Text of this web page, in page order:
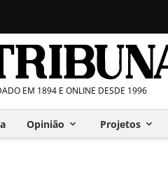
EM 1894 E ONLINE DESDE 1996
Opinião Projetos